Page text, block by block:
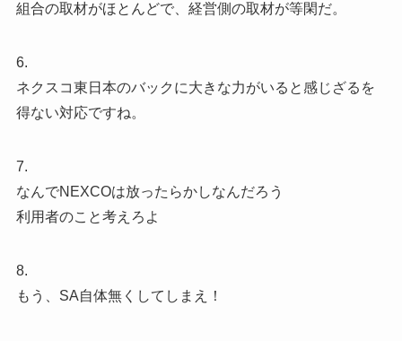
組合の取材がほとんどで、経営側の取材が等閑だ。
6.
ネクスコ東日本のバックに大きな力がいると感じざるを
得ない対応ですね。
7.
なんでNEXCOは放ったらかしなんだろう
利用者のこと考えろよ
8.
もう、SA自体無くしてしまえ！